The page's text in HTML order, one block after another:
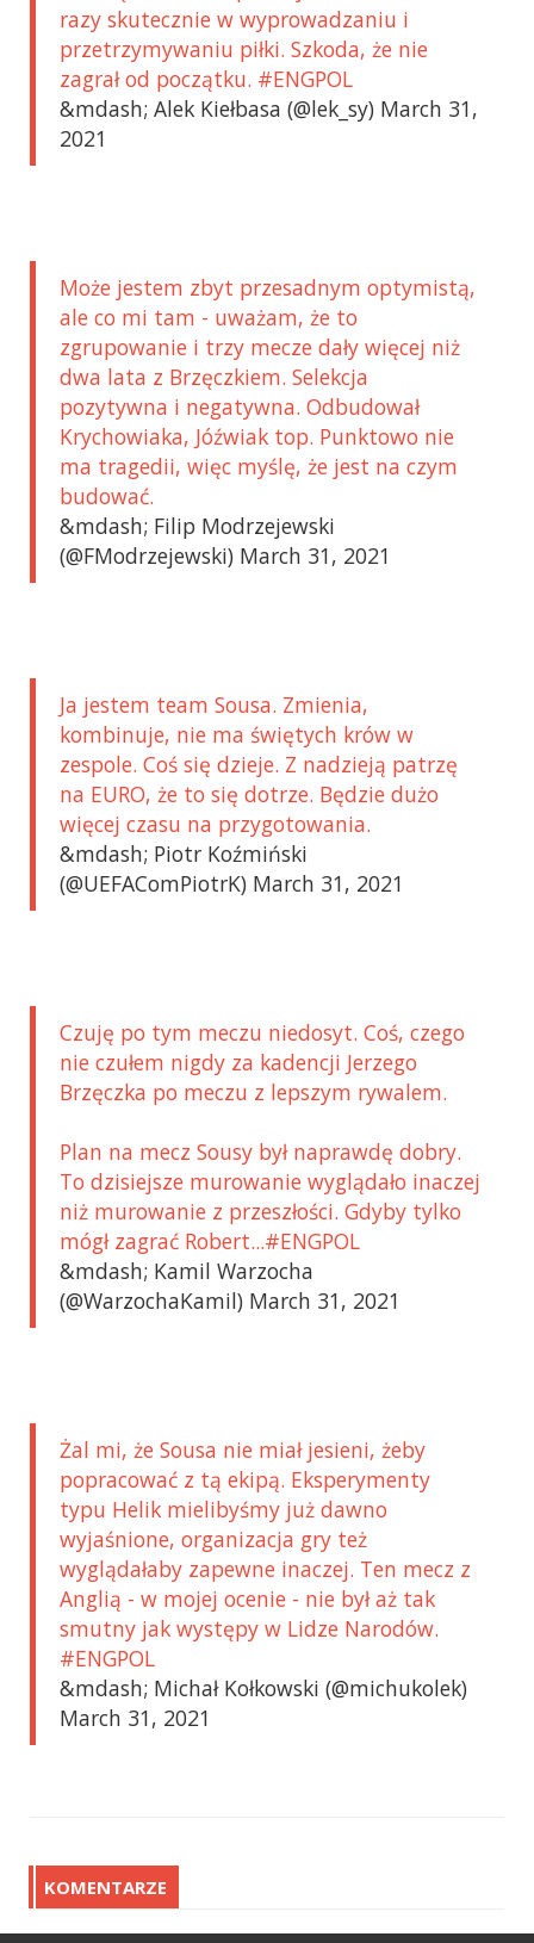
razy skutecznie w wyprowadzaniu i
przetrzymywaniu piłki. Szkoda, że nie
zagrał od początku. #ENGPOL
&mdash; Alek Kiełbasa (@lek_sy) March 31,
2021
Może jestem zbyt przesadnym optymistą,
ale co mi tam - uważam, że to
zgrupowanie i trzy mecze dały więcej niż
dwa lata z Brzęczkiem. Selekcja
pozytywna i negatywna. Odbudował
Krychowiaka, Jóźwiak top. Punktowo nie
ma tragedii, więc myślę, że jest na czym
budować.
&mdash; Filip Modrzejewski
(@FModrzejewski) March 31, 2021
Ja jestem team Sousa. Zmienia,
kombinuje, nie ma świętych krów w
zespole. Coś się dzieje. Z nadzieją patrzę
na EURO, że to się dotrze. Będzie dużo
więcej czasu na przygotowania.
&mdash; Piotr Koźmiński
(@UEFAComPiotrK) March 31, 2021
Czuję po tym meczu niedosyt. Coś, czego
nie czułem nigdy za kadencji Jerzego
Brzęczka po meczu z lepszym rywalem.
Plan na mecz Sousy był naprawdę dobry.
To dzisiejsze murowanie wyglądało inaczej
niż murowanie z przeszłości. Gdyby tylko
mógł zagrać Robert...#ENGPOL
&mdash; Kamil Warzocha
(@WarzochaKamil) March 31, 2021
Żal mi, że Sousa nie miał jesieni, żeby
popracować z tą ekipą. Eksperymenty
typu Helik mielibyśmy już dawno
wyjaśnione, organizacja gry też
wyglądałaby zapewne inaczej. Ten mecz z
Anglią - w mojej ocenie - nie był aż tak
smutny jak występy w Lidze Narodów.
#ENGPOL
&mdash; Michał Kołkowski (@michukolek)
March 31, 2021
KOMENTARZE